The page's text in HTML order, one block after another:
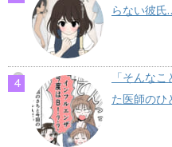
らない彼氏
「そんな
た医師のひ